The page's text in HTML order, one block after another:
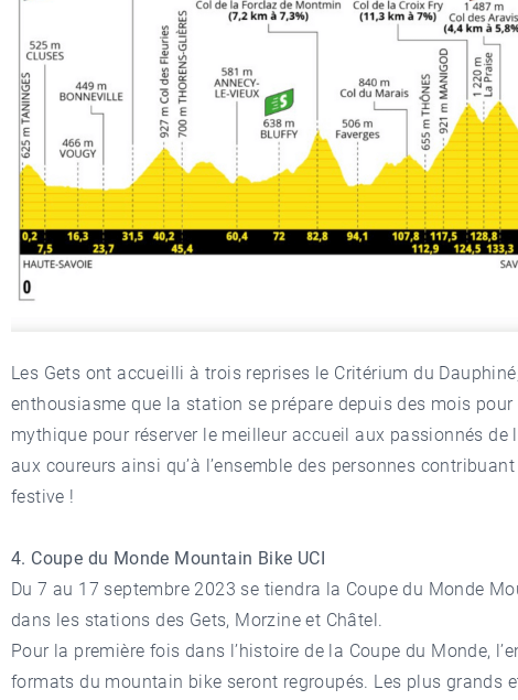
Les Gets ont accueilli à trois reprises le Critérium du
enthousiasme que la station se prépare depuis des mois pour
mythique pour réserver le meilleur accueil aux passionnés de
aux coureurs ainsi qu’à l’ensemble des personnes
festive !
4. Coupe du Monde Mountain Bike UCI
Du 7 au 17 septembre 2023 se tiendra la Coupe du Monde
dans les stations des Gets, Morzine et Châtel.
Pour la première fois dans l’histoire de la Coupe du Monde,
formats du mountain bike seront regroupés. Les plus grands